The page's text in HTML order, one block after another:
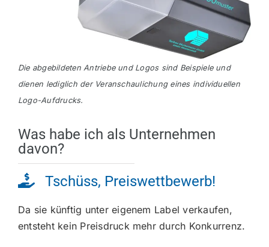
Die abgebildeten Antriebe und Logos sind Beispiele und
dienen lediglich der Veranschaulichung eines individuellen
Logo-Aufdrucks.
Was habe ich als Unternehmen
davon?
Tschüss, Preiswettbewerb!
Da sie künftig unter eigenem Label verkaufen,
entsteht kein Preisdruck mehr durch Konkurrenz.